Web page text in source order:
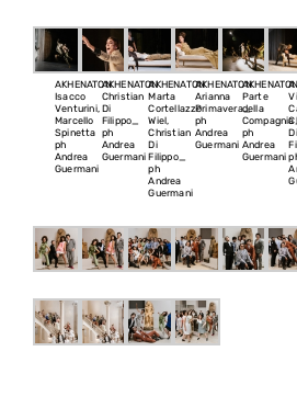
AKHENATON
Isacco
Venturini,
Marcello
Spinetta
ph
Andrea
Guermani
AKHENATON
Christian
Di
Filippo_
ph
Andrea
Guermani
AKHENATON
Marta
Cortellazzo
Wiel,
Christian
Di
Filippo_
ph
Andrea
Guermani
AKHENATON
Arianna
Primavera_
ph
Andrea
Guermani
Parte
della
ph
Andrea
Guermani
Di